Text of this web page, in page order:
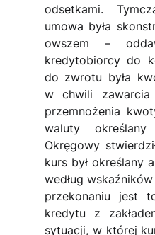
odsetkami.
umowa była
owszem –
kredytobiorcy do
do zwrotu była
w chwili zawarcia
przemnożenia
waluty
Okręgowy
kurs był określany
według
przekonaniu jest
kredytu z
sytuacji, w której